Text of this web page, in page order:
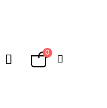
Varukorg
0